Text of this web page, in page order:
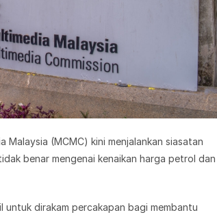
(MCMC) kini menjalankan siasatan
benar mengenai kenaikan harga petrol dan
dirakam percakapan bagi membantu